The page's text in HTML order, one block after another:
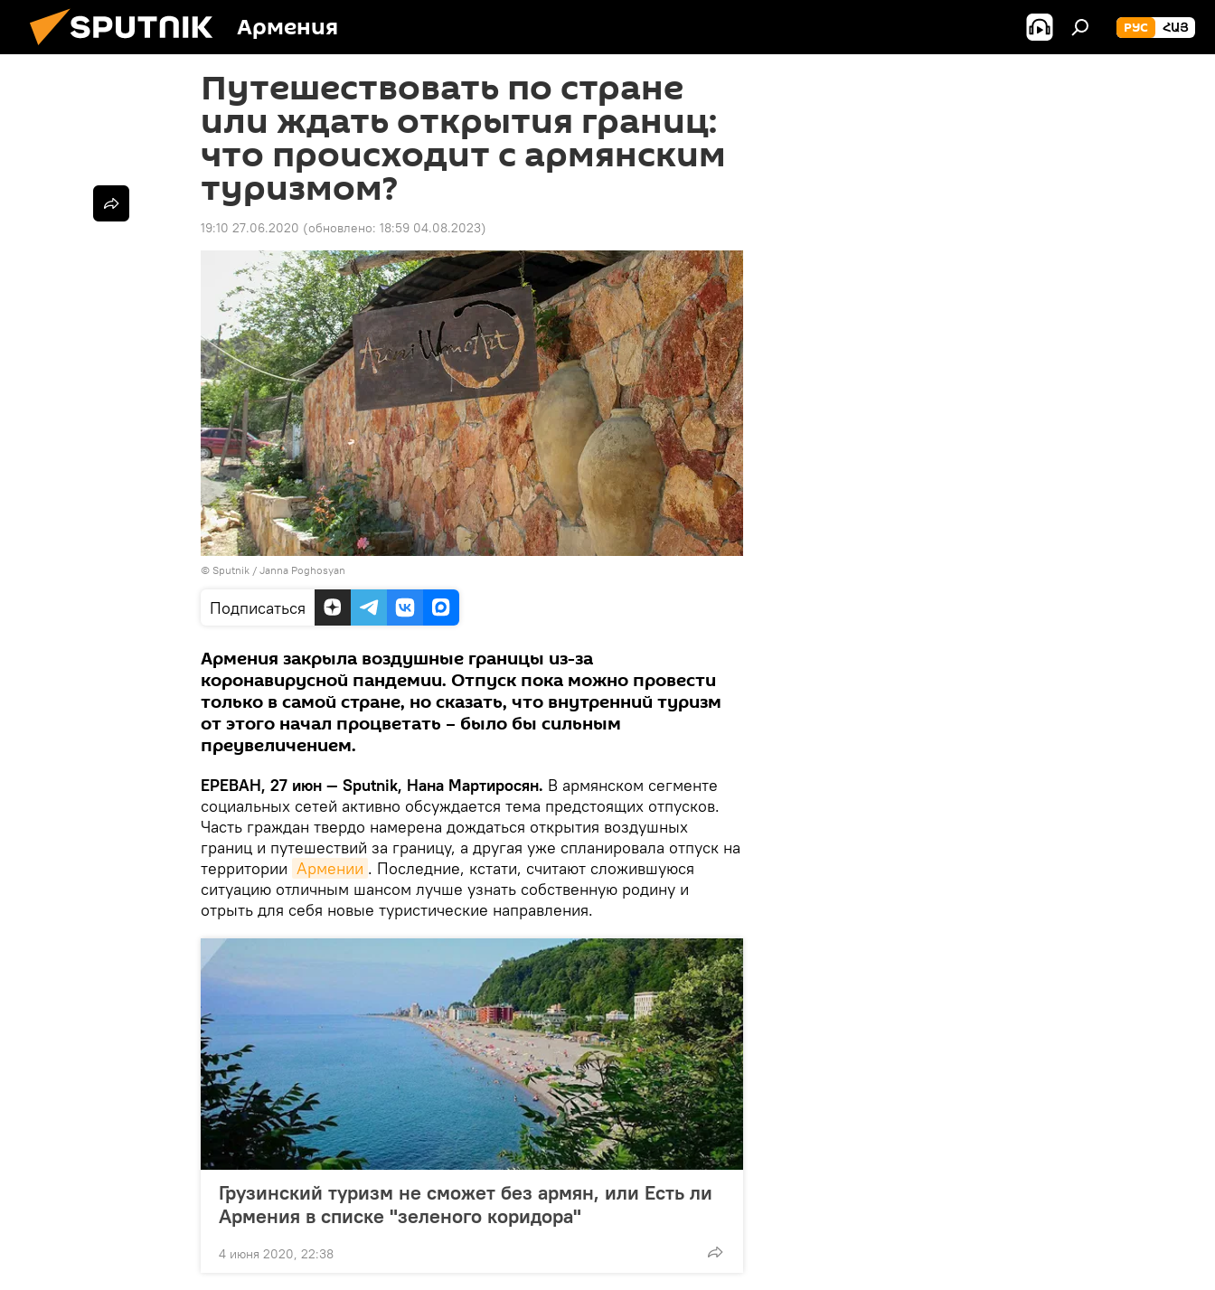
Армения РУС ՀԱՅ
Путешествовать по стране
или ждать открытия границ:
что происходит с армянским
туризмом?
19:10 27.06.2020 (обновлено: 18:59 04.08.2023)
© Sputnik / Janna Poghosyan
Подписаться
Армения закрыла воздушные границы из-за
коронавирусной пандемии. Отпуск пока можно провести
только в самой стране, но сказать, что внутренний туризм
от этого начал процветать – было бы сильным
преувеличением.
ЕРЕВАН, 27 июн — Sputnik, Нана Мартиросян. В армянском сегменте
социальных сетей активно обсуждается тема предстоящих отпусков.
Часть граждан твердо намерена дождаться открытия воздушных
границ и путешествий за границу, а другая уже спланировала отпуск на
территории Армении . Последние, кстати, считают сложившуюся
ситуацию отличным шансом лучше узнать собственную родину и
отрыть для себя новые туристические направления.
Грузинский туризм не сможет без армян, или Есть ли
Армения в списке "зеленого коридора"
4 июня 2020, 22:38